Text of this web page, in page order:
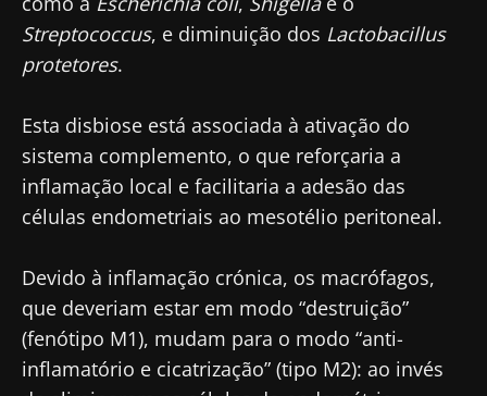
Streptococcus, e diminuição dos Lactobacillus
protetores.
Esta disbiose está associada à ativação do
sistema complemento, o que reforçaria a
inflamação local e facilitaria a adesão das
células endometriais ao mesotélio peritoneal.
Devido à inflamação crónica, os macrófagos,
que deveriam estar em modo “destruição”
(fenótipo M1), mudam para o modo “anti-
inflamatório e cicatrização” (tipo M2): ao invés
Redirecionamento
Você está prestes a ser redirecionado e
deixar nosso site
informado
Junte-se à comunidade de profissionais de
saúde e investigadores da Microbiota e
Magazine" para se manter atualizado com as
últimas notícias sobre a microbiota.
receba o "Microbiota Digest" e o "HCP
Magazine" para se manter atualizado com as
últimas notícias sobre a microbiota.
informações sobre a Biocodex
Eu li e aceito ascondições gerais de utilização
e a política de privacidade do Biocodex
Microbiota Institute.